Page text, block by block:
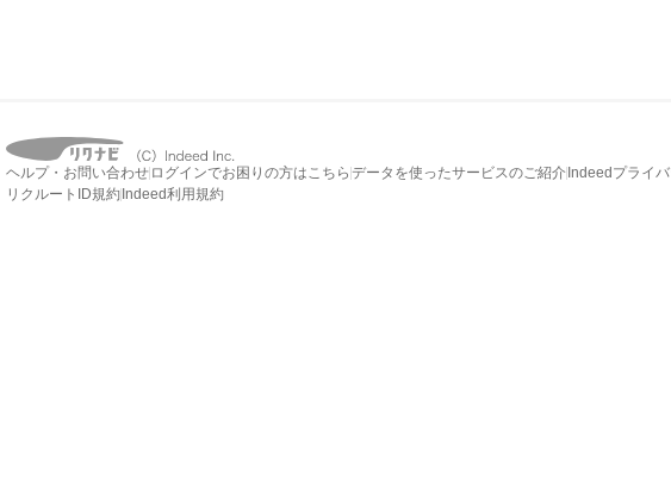
ヘルプ・お問い合わせ ログインでお困りの方はこちら データを使ったサービスのご紹介 Indeedプライ
リクルートID規約 Indeed利用規約